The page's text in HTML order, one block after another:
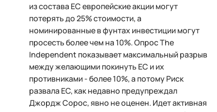
из состава ЕС европейские акции могут
потерять до 25% стоимости, а
номинированные в фунтах инвестиции могут
просесть более чем на 10%. Опрос The
Independent показывает максимальный разрыв
между желающими покинуть ЕС и их
противниками - более 10%, а потому Риск
развала ЕС, как недавно предупреждал
Джордж Сорос, явно не оценен. Идет активная